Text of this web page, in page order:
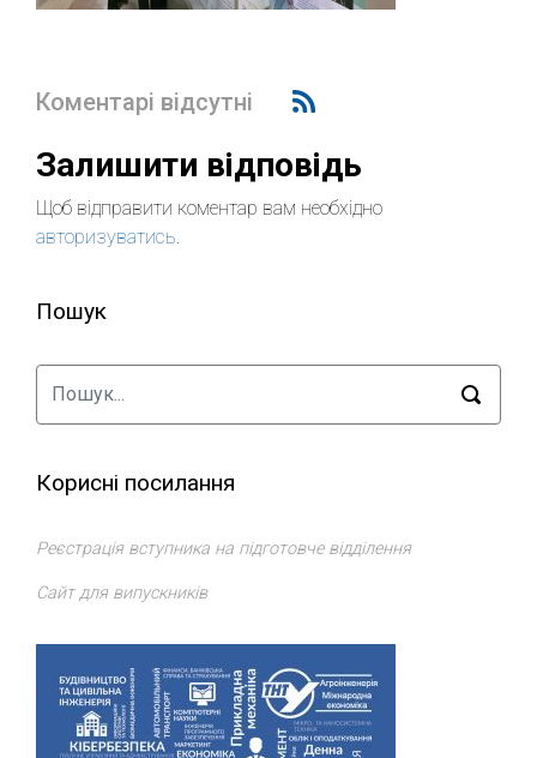
Коментарі відсутні
Залишити відповідь
Щоб відправити коментар вам необхідно
авторизуватись.
Пошук
Корисні посилання
Реєстрація вступника на підготовче відділення
Сайт для випускників